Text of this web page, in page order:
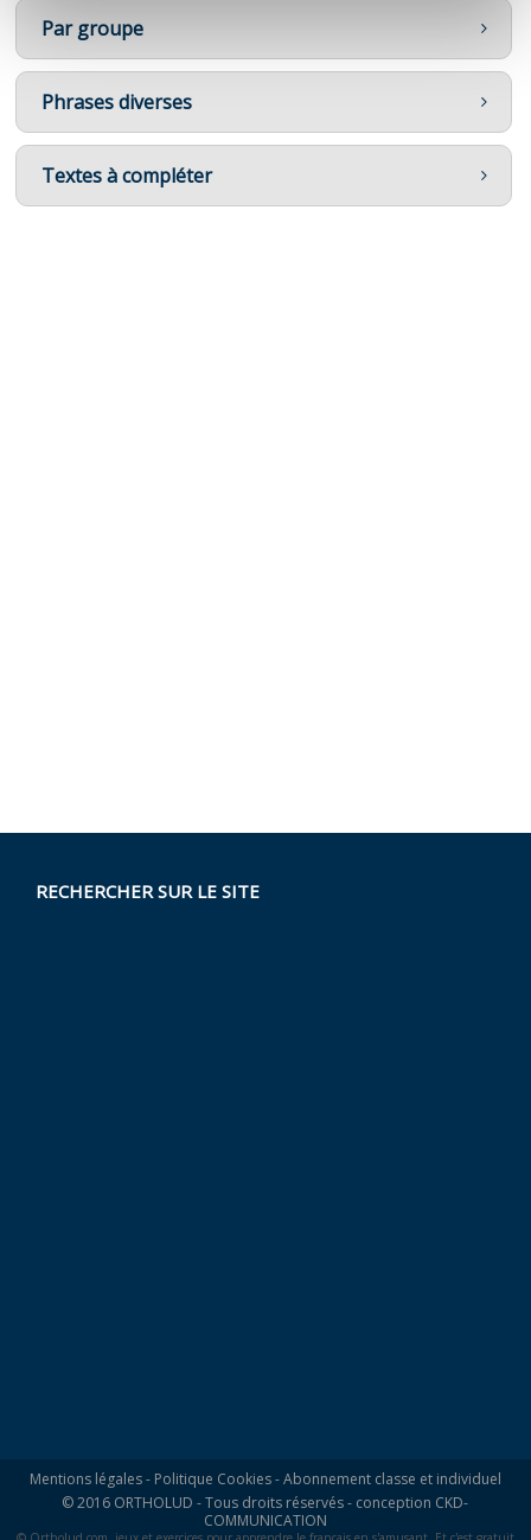
Par groupe
Phrases diverses
Textes à compléter
RECHERCHER SUR LE SITE
Mentions légales- Politique Cookies-Abonnement classe et individuel
© 2016 ORTHOLUD - Tous droits réservés - conception CKD-
COMMUNICATION